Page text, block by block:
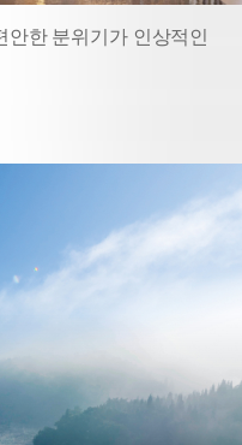
한 분위기가 인상적인